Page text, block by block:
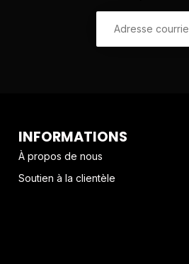
INFORMATIONS
À propos de nous
Soutien à la clientèle